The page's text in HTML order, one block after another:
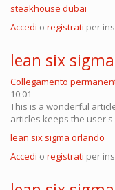
steakhouse dubai
Accedi o registrati per
lean six
Collegamento
10:01
This is a wonderful
articles keeps the
lean six sigma orlando
Accedi o registrati per